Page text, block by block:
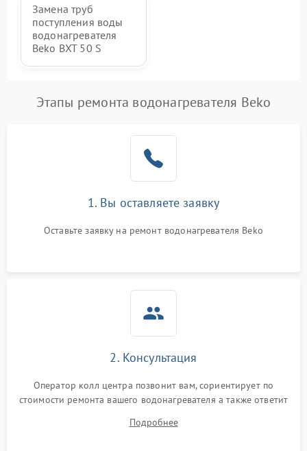
Замена труб
поступления воды
водонагревателя
Beko BXT 50 S
Этапы ремонта водонагревателя Beko
1. Вы оставляете заявку
Оставьте заявку на ремонт водонагревателя Beko
2. Консультация
Оператор колл центра позвонит вам, сориентирует по
стоимости ремонта вашего водонагревателя а также ответит
Подробнее